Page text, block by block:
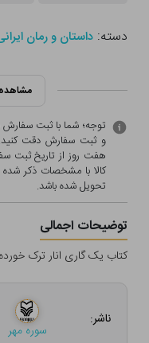
دسته:داستان و رمان
توجه؛ شما با ثبت
و ثبت سفارش دقت
هفت روز از تاریخ ثبت
کالا با مشخصات ذکر
تحویل شده باشد.
توضیحات اجمالی
کتاب یک گاری انار ترک
ناشر:
سوره مهر